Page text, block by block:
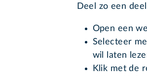
Deel zo een
Open een
Selecteer
wil laten
Klik met de